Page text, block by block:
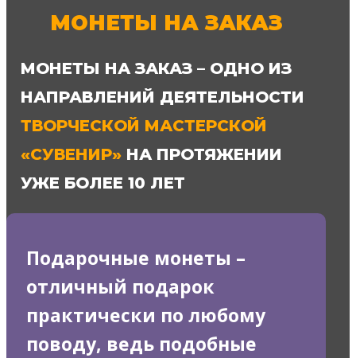
МОНЕТЫ НА ЗАКАЗ
МОНЕТЫ НА ЗАКАЗ – ОДНО ИЗ
НАПРАВЛЕНИЙ ДЕЯТЕЛЬНОСТИ
ТВОРЧЕСКОЙ МАСТЕРСКОЙ
«СУВЕНИР» НА ПРОТЯЖЕНИИ
УЖЕ БОЛЕЕ 10 ЛЕТ
Подарочные монеты –
отличный подарок
практически по любому
поводу, ведь подобные